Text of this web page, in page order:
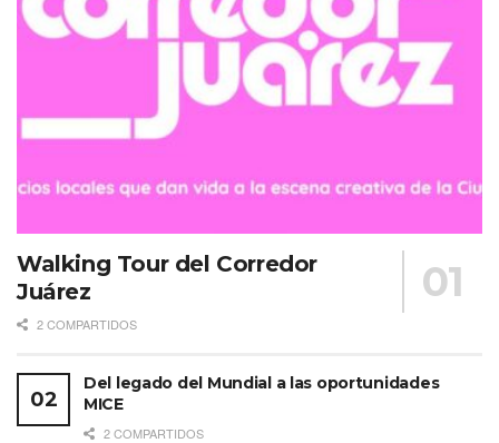
Walking Tour del Corredor
Juárez
2 COMPARTIDOS
Del legado del Mundial a las oportunidades
MICE
2 COMPARTIDOS